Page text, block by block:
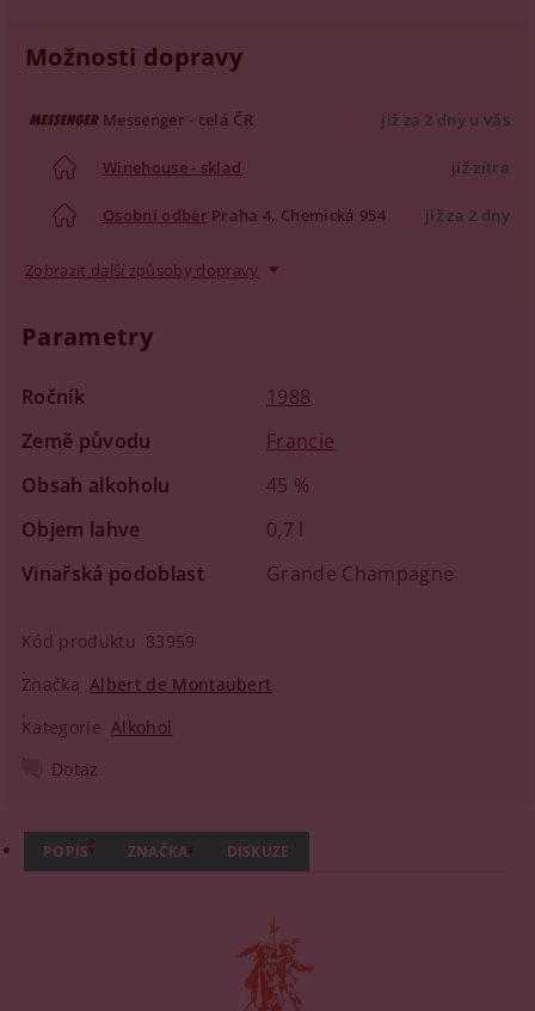
Možnosti dopravy
Messenger - celá ČR již za 2 dny u vás
Winehouse - sklad již zítra
Osobní odběr Praha 4, Chemická 954 již za 2 dny
Zobrazit další způsoby dopravy
Parametry
Ročník
1988
Země původu
Francie
Obsah alkoholu
45 %
Objem lahve
0,7 l
Vinařská podoblast
Grande Champagne
Kód produktu 83959
Značka Albert de Montaubert
Kategorie Alkohol
Dotaz
POPIS ZNAČKA DISKUZE